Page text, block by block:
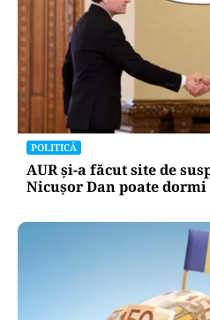
POLITICĂ
AUR și-a făcut site de
Nicușor Dan poate